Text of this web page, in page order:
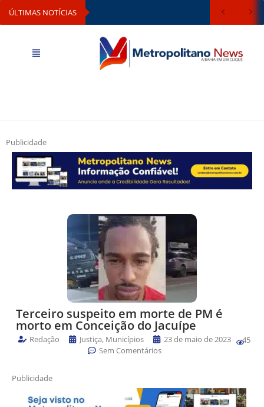
ÚLTIMAS NOTÍCIAS
Publicidade
Terceiro suspeito em morte de PM é
morto em Conceição do Jacuípe
Redação Justiça, Municípios
23 de maio de 2023
Sem Comentários
45
Publicidade